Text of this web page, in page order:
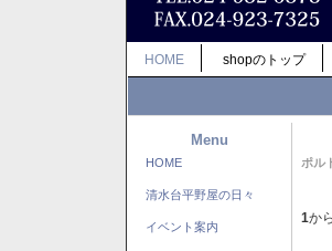
HOME shopのトップ
Menu
HOME
清水台平野屋の日々
イベント案内
ポル
1から